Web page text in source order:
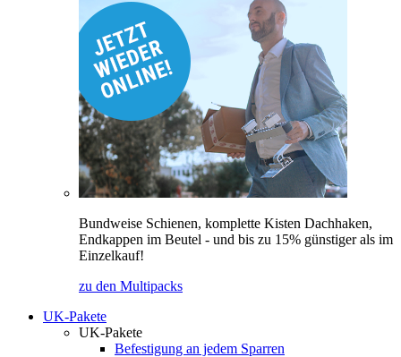
Bundweise Schienen, komplette Kisten Dachhaken,
Endkappen im Beutel - und bis zu 15% günstiger als im
Einzelkauf!
zu den Multipacks
UK-Pakete
UK-Pakete
Befestigung an jedem Sparren